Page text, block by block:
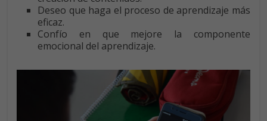
Deseo que haga el proceso de aprendizaje más
eficaz.
Confío en que mejore la componente
emocional del aprendizaje.